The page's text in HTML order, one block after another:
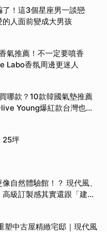
了！這3個星座男一談戀
人面前變成大男孩
氣推薦！不一定要噴香
Labo香氛周邊更迷人
哪款？10款韓國氣墊推薦
Young爆紅款台灣也能
25坪
自然體驗館！？ 現代風、
級訂製感其實還跟「建築
塑中古屋精緻宅邸｜現代風